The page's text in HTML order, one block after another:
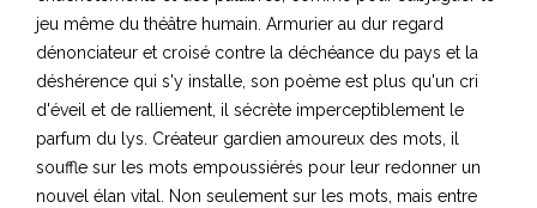
jeu même du théâtre humain. Armurier au dur regard
dénonciateur et croisé contre la déchéance du pays et la
déshérence qui s'y installe, son poème est plus qu'un cri
d'éveil et de ralliement, il sécrète imperceptiblement le
parfum du lys. Créateur gardien amoureux des mots, il
souffle sur les mots empoussiérés pour leur redonner un
nouvel élan vital. Non seulement sur les mots, mais entre